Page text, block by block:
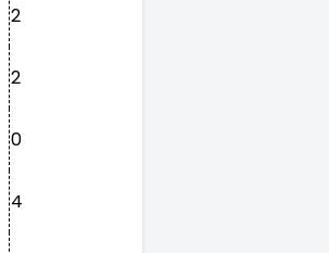
2
2
0
4